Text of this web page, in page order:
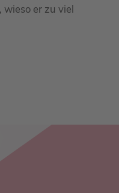
wieso er zu viel